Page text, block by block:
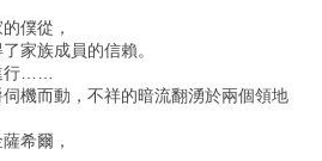
僕從，
家族成員的信賴。
行……
機而動，不祥的暗流翻湧於兩個領地
希爾，